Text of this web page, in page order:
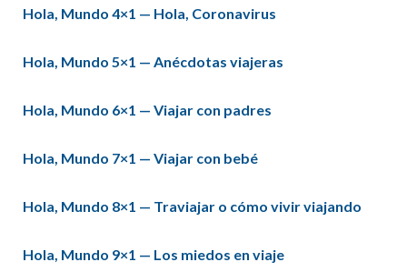
Hola, Mundo 4×1 — Hola, Coronavirus
Hola, Mundo 5×1 — Anécdotas viajeras
Hola, Mundo 6×1 — Viajar con padres
Hola, Mundo 7×1 — Viajar con bebé
Hola, Mundo 8×1 — Traviajar o cómo vivir viajando
Hola, Mundo 9×1 — Los miedos en viaje